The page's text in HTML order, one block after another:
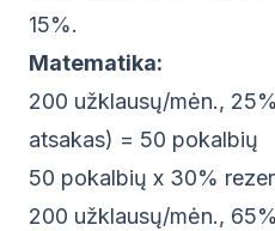
15%.
Matematika:
200 užklausų/mėn.,
atsakas) = 50 pokalbių
50 pokalbių x 30%
200 užklausų/mėn.,